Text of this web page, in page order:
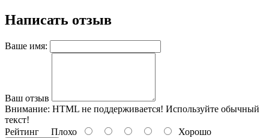
Написать отзыв
Ваше имя:
Ваш отзыв
Внимание: HTML не поддерживается! Используйте обычный
текст!
Рейтинг Плохо Хорошо